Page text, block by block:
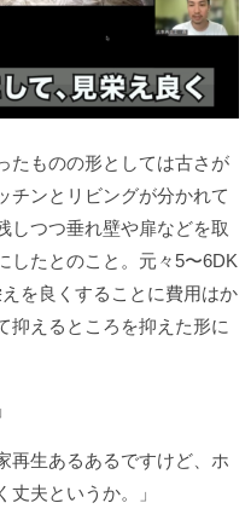
たものの形としては古さが
チンとリビングが分かれて
しつつ垂れ壁や扉などを取
したとのこと。元々5〜6DK
を良くすることに費用はか
抑えるところを抑えた形に
再生あるあるですけど、ホ
夫というか。」